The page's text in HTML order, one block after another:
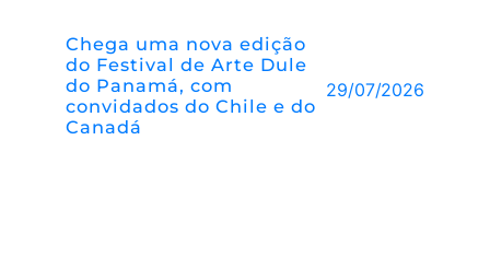
Chega uma nova edição
do Festival de Arte Dule
do Panamá, com
convidados do Chile e do
Canadá
29/07/2026